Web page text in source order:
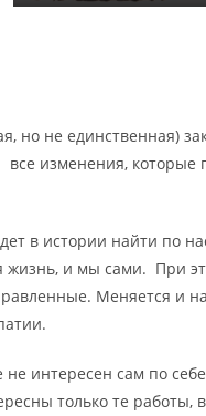
но не единственная)
изменения, которые
в истории найти по
и мы сами. При
Меняется и
интересен сам по
только те работы,